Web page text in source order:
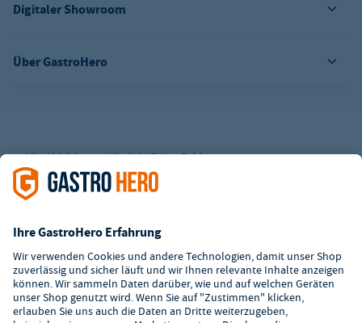
Über GastroHero
Digitaler Showroom
Alle Abbildungen ähnlich. Einige Zahlungsarten
könnenZusatzkostenverursachen.
² Unverbindl. Preisempfehlung des Herstellers
i.H.v. 7,90€ (zzgl. Mwst.)
**Die Tiefpreisgarantie ist nicht mit anderen Aktionen oder
Rabatten kombinierbar.